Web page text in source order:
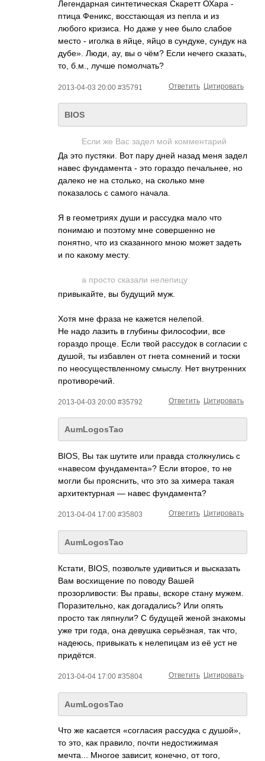
Легендарная синтетическая Скаретт ОХара -
птица Феникс, восстающая из пепла и из
любого кризиса. Но даже у нее было слабое
место - иголка в яйце, яйцо в сундуке, сундук на
дубе». Люди, ау, вы о чём? Если нечего сказать,
то, б.м., лучше помолчать?
2013-04-03 20:00 #35791 Цитировать
Ответить
BIOS
Если же Вас задел мой комментарий
Да это пустяки. Вот пару дней назад меня задел
навес фундамента - это гораздо печальнее, но
далеко не на столько, на сколько мне
показалось с самого начала.
Я в геометриях души и рассудка мало что
понимаю и поэтому мне совершенно не
понятно, что из сказанного мною может задеть
и по какому месту.
а просто сказали нелепицу
привыкайте, вы будущий муж.
Хотя мне фраза не кажется нелепой.
Не надо лазить в глубины философии, все
гораздо проще. Если твой рассудок в согласии с
душой, ты избавлен от гнета сомнений и тоски
по неосуществленном­у смыслу. Нет внутренних
противоречий.
2013-04-03 20:00 #35792 Цитировать
Ответить
AumLogosTao
BIOS, Вы так шутите или правда столкнулись с
«навесом фундамента»? Если второе, то не
могли бы прояснить, что это за химера такая
архитектурная — навес фундамента?
2013-04-04 17:00 #35803 Цитировать
Ответить
AumLogosTao
Кстати, BIOS, позвольте удивиться и высказать
Вам восхищение по поводу Вашей
прозорливости: Вы правы, вскоре стану мужем.
Поразительно, как догадались? Или опять
просто так ляпнули? С будущей женой знакомы
уже три года, она девушка серьёзная, так что,
надеюсь, привыкать к нелепицам из её уст не
придётся.
2013-04-04 17:00 #35804 Цитировать
Ответить
AumLogosTao
Что же касается «согласия рассудка с душой»,
то это, как правило, почти недостижимая
мечта... Многое зависит, конечно, от того,